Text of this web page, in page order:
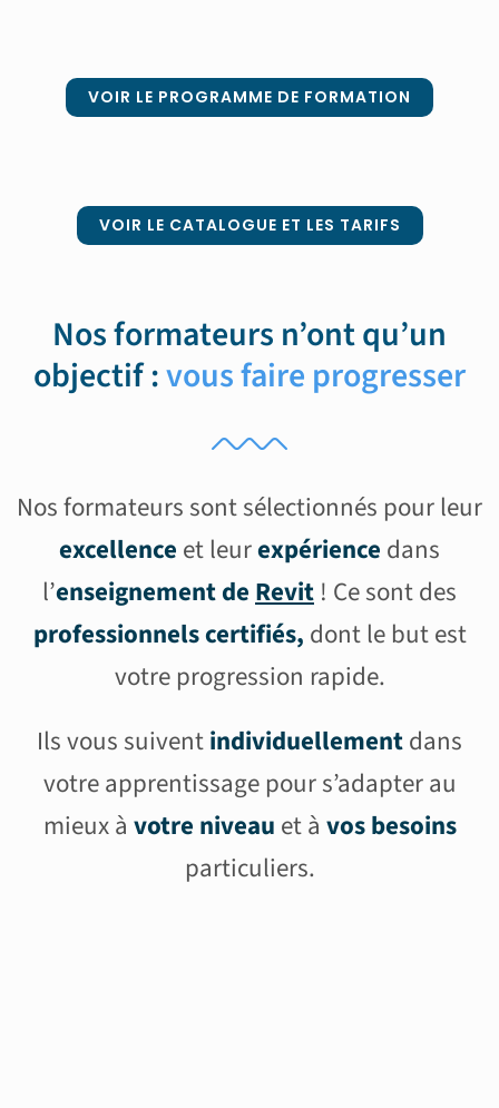
VOIR LE PROGRAMME DE FORMATION
VOIR LE CATALOGUE ET LES TARIFS
Nos formateurs n’ont qu’un
objectif :vous faire progresser
Nos formateurs sont sélectionnés pour leur
excellence et leurexpérience dans
l’enseignement de Revit ! Ce sont des
professionnels certifiés, dont le but est
votre progression rapide.
Ils vous suiventindividuellementdans
votre apprentissage pour s’adapter au
mieux à votre niveau et à vos besoins
particuliers.